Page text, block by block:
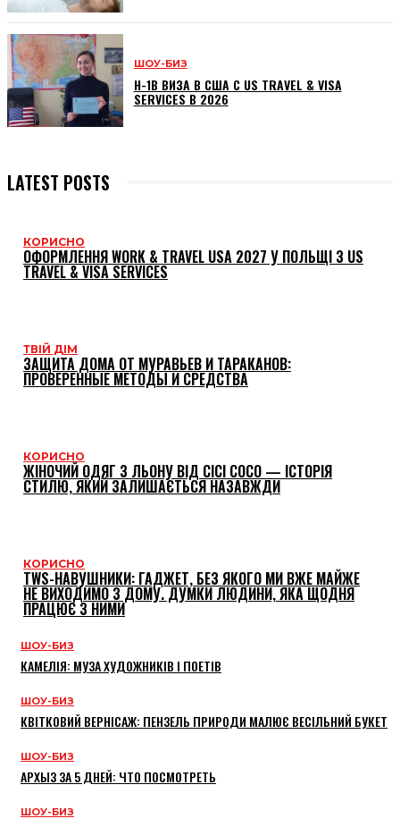
ШОУ-БИЗ
H-1B ВИЗА В США С US TRAVEL & VISA
SERVICES В 2026
LATEST POSTS
КОРИСНО
ОФОРМЛЕННЯ WORK & TRAVEL USA 2027 У ПОЛЬЩІ З US
TRAVEL & VISA SERVICES
ТВІЙ ДІМ
ЗАЩИТА ДОМА ОТ МУРАВЬЕВ И ТАРАКАНОВ:
ПРОВЕРЕННЫЕ МЕТОДЫ И СРЕДСТВА
КОРИСНО
ЖІНОЧИЙ ОДЯГ З ЛЬОНУ ВІД CICI COCO — ІСТОРІЯ
СТИЛЮ, ЯКИЙ ЗАЛИШАЄТЬСЯ НАЗАВЖДИ
КОРИСНО
TWS-НАВУШНИКИ: ГАДЖЕТ, БЕЗ ЯКОГО МИ ВЖЕ МАЙЖЕ
НЕ ВИХОДИМО З ДОМУ. ДУМКИ ЛЮДИНИ, ЯКА ЩОДНЯ
ПРАЦЮЄ З НИМИ
ШОУ-БИЗ
КАМЕЛІЯ: МУЗА ХУДОЖНИКІВ І ПОЕТІВ
ШОУ-БИЗ
КВІТКОВИЙ ВЕРНІСАЖ: ПЕНЗЕЛЬ ПРИРОДИ МАЛЮЄ ВЕСІЛЬНИЙ БУКЕТ
ШОУ-БИЗ
АРХЫЗ ЗА 5 ДНЕЙ: ЧТО ПОСМОТРЕТЬ
ШОУ-БИЗ